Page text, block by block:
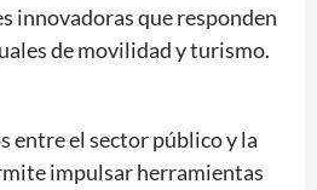
innovadoras que responden
de movilidad y turismo.
entre el sector público y la
impulsar herramientas